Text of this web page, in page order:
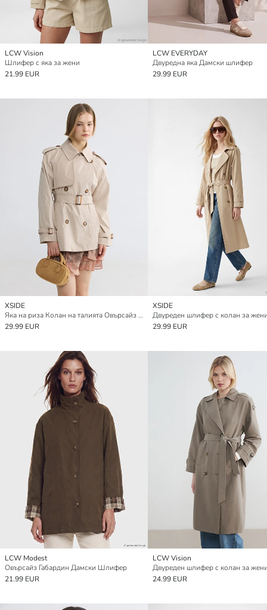
LCW Vision
Шлифер с яка за жени
21.99 EUR
LCW EVERYDAY
Двуредна яка Дамски шлифер
29.99 EUR
XSIDE
Яка на риза Колан на талията Овърсайз Дамски Тренчкот
29.99 EUR
XSIDE
Двуреден шлифер с колан за
29.99 EUR
LCW Modest
Овърсайз Габардин Дамски Шлифер
21.99 EUR
LCW Vision
Двуреден шлифер с колан за
24.99 EUR